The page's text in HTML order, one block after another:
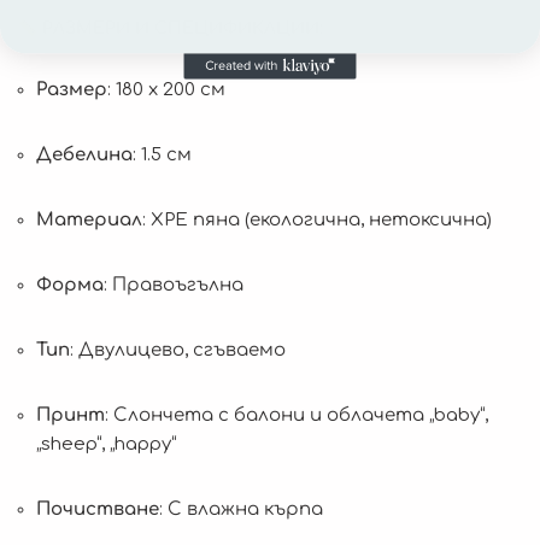
Размер: 180 x 200 см
Дебелина: 1.5 см
Материал: XPE пяна (екологична, нетоксична)
Форма: Правоъгълна
Тип: Двулицево, сгъваемо
Принт: Слончета с балони и облачета „baby“,
„sheep“, „happy“
Почистване: С влажна кърпа